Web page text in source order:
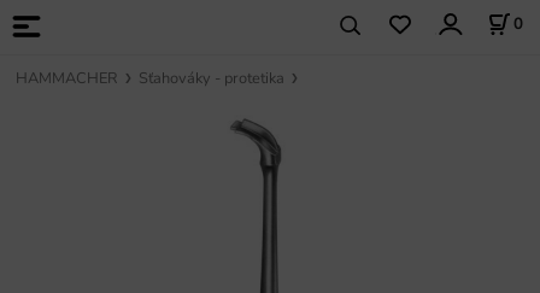
0
HAMMACHER Sťahováky - protetika